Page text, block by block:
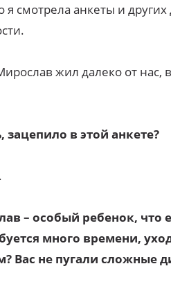
смотрела анкеты и других
жил далеко от нас,
в этой анкете?
– особый ребенок, что
много времени,
Вас не пугали сложные